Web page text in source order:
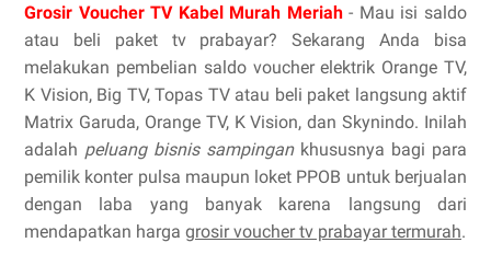
Grosir Voucher TV Kabel Murah Meriah- Mau isi saldo
atau beli paket tv prabayar? Sekarang Anda bisa
melakukan pembelian saldo voucher elektrik Orange TV,
K Vision, Big TV, Topas TV atau beli paket langsung aktif
Matrix Garuda, Orange TV, K Vision, dan Skynindo. Inilah
adalah peluang bisnis sampingankhususnya bagi para
pemilik konter pulsa maupun loket PPOB untuk berjualan
dengan laba yang banyak karena langsung dari
mendapatkan harga grosir voucher tv prabayar termurah.